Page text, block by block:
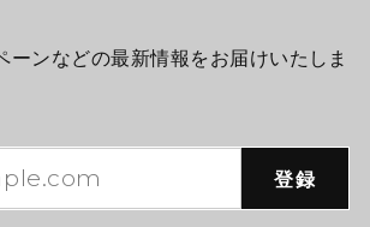
ーンなどの最新情報をお届けいたしま
登録